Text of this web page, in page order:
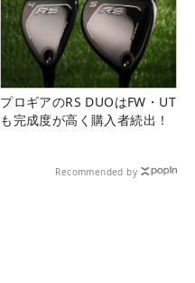
プロギアのRS DUOはFW・UT
も完成度が高く購入者続出！
Recommended by